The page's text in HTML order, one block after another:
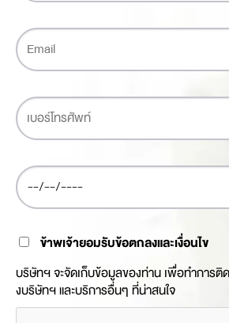
ข้าพเจ้ายอมรับข้อตกลงและเงื่อนไข
บริษัทฯ จะจัดเก็บข้อมูลของท่าน เพื่อทำการ
งบริษัทฯ และบริการอื่นๆ ที่น่าสนใจ